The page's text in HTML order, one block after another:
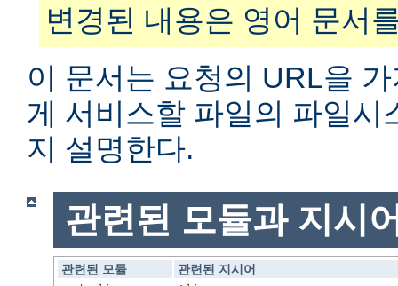
변경된 내용은 영어 문서
이 문서는 요청의 URL을
게 서비스할 파일의 파일시
지 설명한다.
관련된 모듈과 지시
관련된 모듈
관련된 지시어